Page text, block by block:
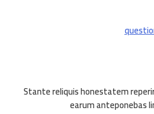
Stante reliquis honestatem
earum anteponebas